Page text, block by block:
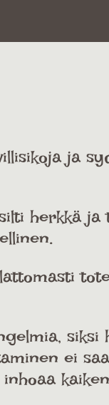
ja
herkkä ja
siksi
ei